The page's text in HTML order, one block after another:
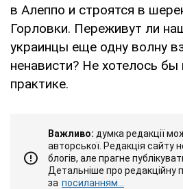
в Алеппо и строятся в
Горловки. Переживут ли
украинцы еще одну волну
ненависти? Не хотелось бы
практике.
Важливо: думка редакції
авторської. Редакція сайту
блогів, але прагне
Детальніше про редакційну
за посиланням...